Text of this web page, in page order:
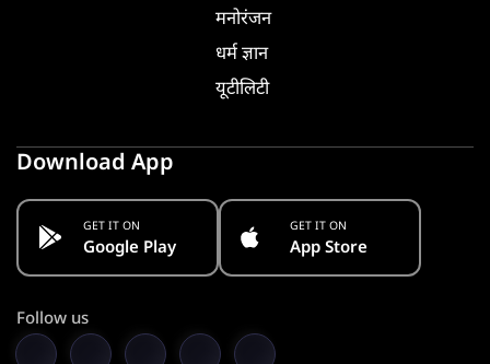
मनोरंजन
धर्म ज्ञान
यूटीलिटी
Download App
GET IT ON
Google Play
GET IT ON
App Store
Follow us